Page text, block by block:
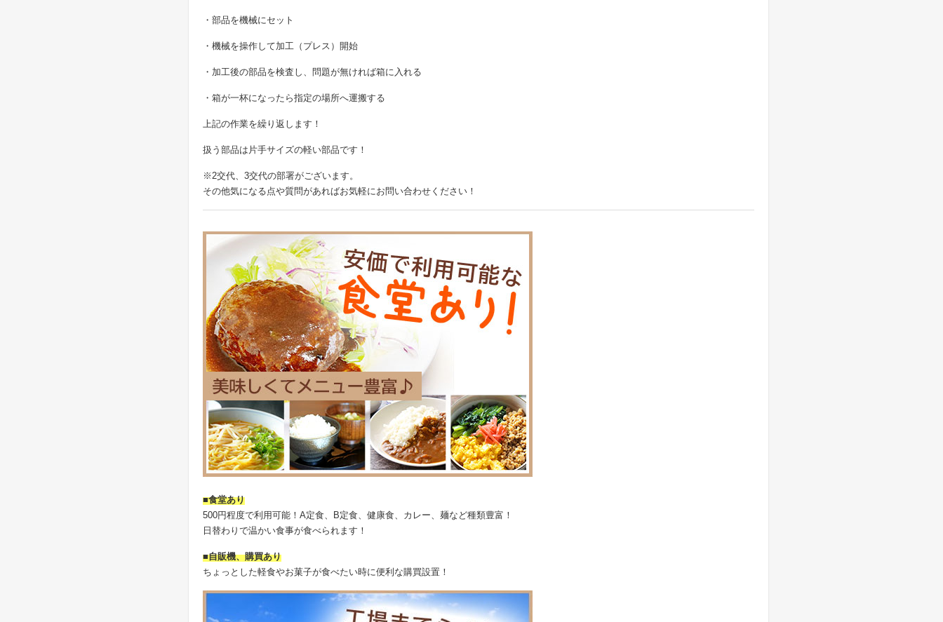
・部品を機械にセット
・機械を操作して加工（プレス）開始
・加工後の部品を検査し、問題が無ければ箱に入れる
・箱が一杯になったら指定の場所へ運搬する
上記の作業を繰り返します！
扱う部品は片手サイズの軽い部品です！
※2交代、3交代の部署がございます。
その他気になる点や質問があればお気軽にお問い合わせください！
■食堂あり
500円程度で利用可能！A定食、B定食、健康食、カレー、麺など種類豊富！
日替わりで温かい食事が食べられます！
■自販機、購買あり
ちょっとした軽食やお菓子が食べたい時に便利な購買設置！